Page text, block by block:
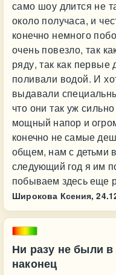
само шоу длится не
около получаса, и
конечно немного
очень повезло, так
ряду, так как первые
поливали водой. И
выдавали
что они так уж
мощный напор и
конечно не самые
общем, нам с детьми
следующий год я им
побываем здесь еще
Широкова Ксения,
Ни разу не были
наконец